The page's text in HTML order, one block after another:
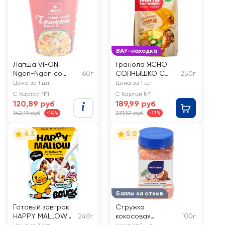
Лапша VIFON
Ngon-Ngon со
вкусом тайского
том-ям
60г
Цена за 1 шт
С Картой №1
120,89 руб
142,19 руб -14%
ВАУ-находка
Гранола ЯСНО
СОЛНЫШКО С
киви и ананасом
250г
Цена за 1 шт
С Картой №1
189,99 руб
231,57 руб -17%
4.5
Готовый завтрак
HAPPY MALLOW
240г
Баллы за отзыв
5.0
Стружка
кокосовая
100г